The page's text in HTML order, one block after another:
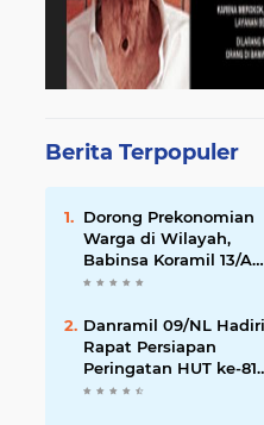
Berita Terpopuler
Dorong Prekonomian
Warga di Wilayah,
Babinsa Koramil 13/AN
Gandeng Kaum Ibu
Menjahit
Danramil 09/NL Hadiri
Rapat Persiapan
Peringatan HUT ke-81
Kemerdekaan